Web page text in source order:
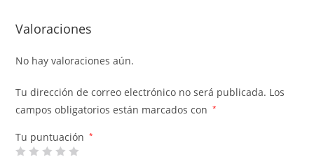
Valoraciones
No hay valoraciones aún.
Tu dirección de correo electrónico no será publicada. Los
campos obligatorios están marcados con
*
Tu puntuación *